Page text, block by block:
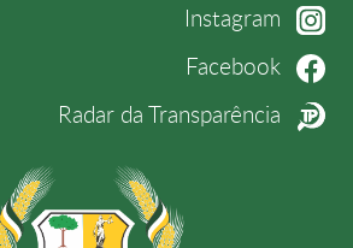
Instagram
Facebook
Radar da Transparência